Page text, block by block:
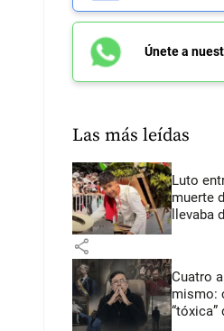
Únete a
Las más leídas
Luto
muerte
llevaba
share
Cuatro
mismo: